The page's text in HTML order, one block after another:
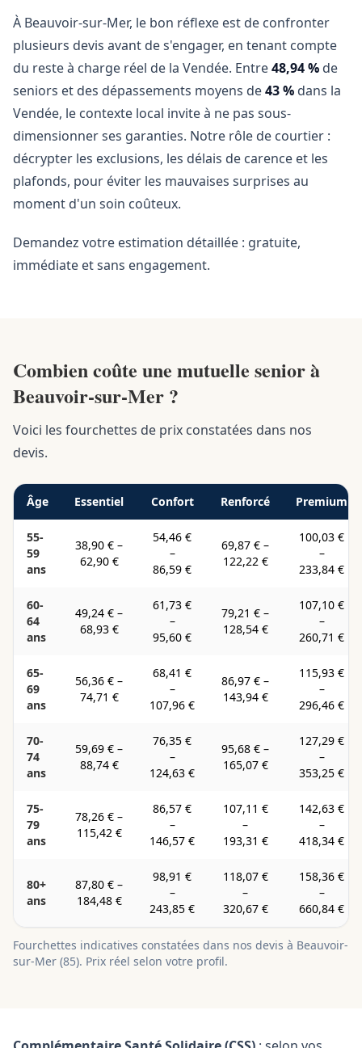
À Beauvoir-sur-Mer, le bon réflexe est de confronter
plusieurs devis avant de s'engager, en tenant compte
du reste à charge réel de la Vendée. Entre48,94 % de
seniors et des dépassements moyens de43 % dans la
Vendée, le contexte local invite à ne pas sous-
dimensionner ses garanties. Notre rôle de courtier :
décrypter les exclusions, les délais de carence et les
plafonds, pour éviter les mauvaises surprises au
moment d'un soin coûteux.
Demandez votre estimation détaillée : gratuite,
immédiate et sans engagement.
Combien coûte une mutuelle senior à
Beauvoir-sur-Mer ?
Voici les fourchettes de prix constatées dans nos
devis.
Âge Essentiel Confort Renforcé Premium
55-
59
ans
38,90 € –
62,90 €
54,46 €
–
86,59 €
69,87 € –
122,22 €
100,03 €
–
233,84 €
60-
64
ans
49,24 € –
68,93 €
61,73 €
–
95,60 €
79,21 € –
128,54 €
107,10 €
–
260,71 €
65-
69
ans
56,36 € –
74,71 €
68,41 €
–
107,96 €
86,97 € –
143,94 €
115,93 €
–
296,46 €
70-
74
ans
59,69 € –
88,74 €
76,35 €
–
124,63 €
95,68 € –
165,07 €
127,29 €
–
353,25 €
75-
79
ans
78,26 € –
115,42 €
86,57 €
–
146,57 €
107,11 €
–
193,31 €
142,63 €
–
418,34 €
80+
ans
87,80 € –
184,48 €
98,91 €
–
243,85 €
118,07 €
–
320,67 €
158,36 €
–
660,84 €
Fourchettes indicatives constatées dans nos devis à Beauvoir-
sur-Mer (85). Prix réel selon votre profil.